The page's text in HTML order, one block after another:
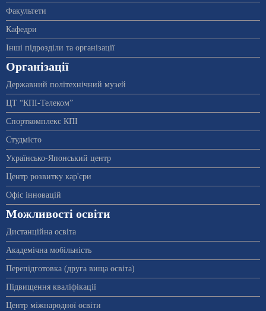
Факультети
Кафедри
Інші підрозділи та організації
Організації
Державний політехнічний музей
ЦТ “КПІ-Телеком”
Спорткомплекс КПІ
Студмісто
Українсько-Японський центр
Центр розвитку кар'єри
Офіс інновацій
Можливості освіти
Дистанційна освіта
Академічна мобільність
Перепідготовка (друга вища освіта)
Підвищення кваліфікації
Центр міжнародної освіти